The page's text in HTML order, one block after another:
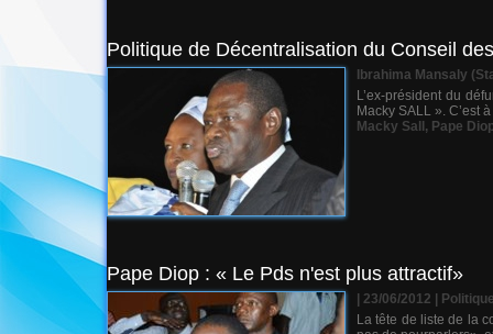
Politique de Décentralisation du Conseil
Ibrahima Mansaly
L’ex-président du
Macky SALL ». C’est
Macky Sall , Pape
Pape Diop : « Le Pds n'est plus attractif»
| 23/06/2012
Politique
La tête de liste de la